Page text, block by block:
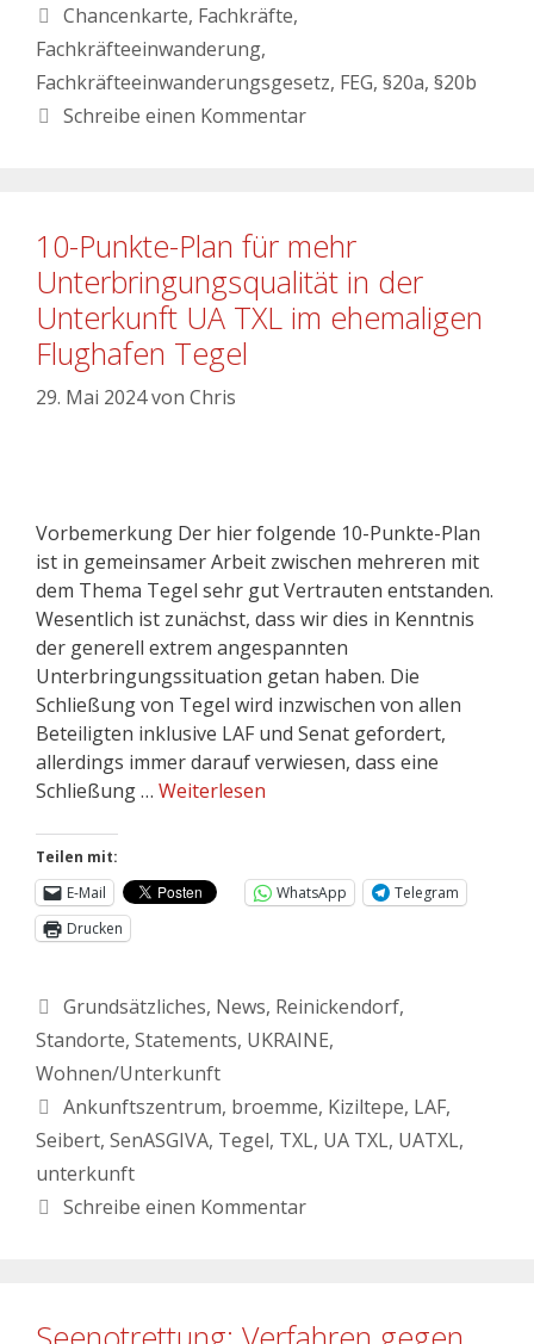
Chancenkarte, Fachkräfte,
Fachkräfteeinwanderung,
Fachkräfteeinwanderungsgesetz, FEG, §20a, §20b
Schreibe einen Kommentar
10-Punkte-Plan für mehr
Unterbringungsqualität in der
Unterkunft UA TXL im ehemaligen
Flughafen Tegel
29. Mai 2024von Chris
Vorbemerkung Der hier folgende 10-Punkte-Plan
ist in gemeinsamer Arbeit zwischen mehreren mit
dem Thema Tegel sehr gut Vertrauten entstanden.
Wesentlich ist zunächst, dass wir dies in Kenntnis
der generell extrem angespannten
Unterbringungssituation getan haben. Die
Schließung von Tegel wird inzwischen von allen
Beteiligten inklusive LAF und Senat gefordert,
allerdings immer darauf verwiesen, dass eine
Schließung … Weiterlesen
Teilen mit:
E-Mail
WhatsApp
Telegram
Drucken
Grundsätzliches, News, Reinickendorf,
Standorte, Statements, UKRAINE,
Wohnen/Unterkunft
Ankunftszentrum, broemme, Kiziltepe, LAF,
Seibert, SenASGIVA, Tegel, TXL, UA TXL, UATXL,
unterkunft
Schreibe einen Kommentar